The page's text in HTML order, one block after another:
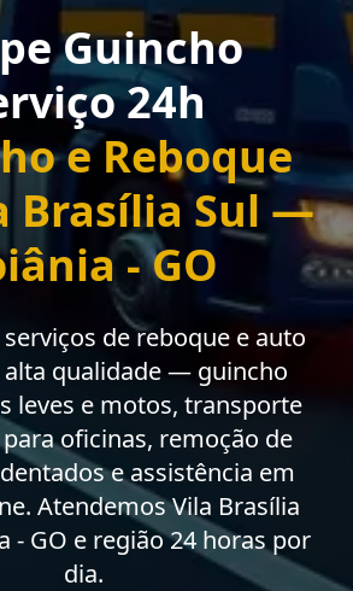
Guincho
24h
e Reboque
Brasília Sul —
- GO
de reboque e auto
qualidade — guincho
leves e motos, transporte
oficinas, remoção de
e assistência em
Atendemos Vila Brasília
- GO e região 24 horas por
dia.